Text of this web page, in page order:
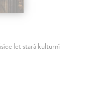
let stará kulturní